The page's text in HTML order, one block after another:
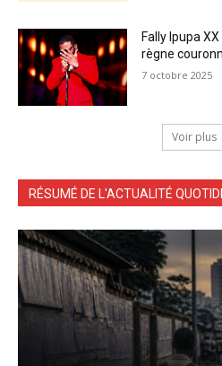
Fally Ipupa
règne
7 octobre 2025
Voir plus
RÉSUMÉ DE L'ACTUALITÉ